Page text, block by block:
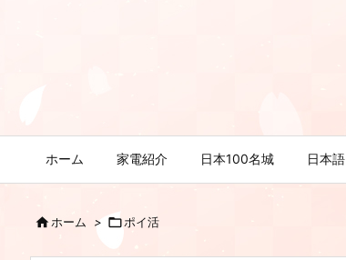
ホーム 家電紹介 日本100名城 日本語
ホーム > ポイ活